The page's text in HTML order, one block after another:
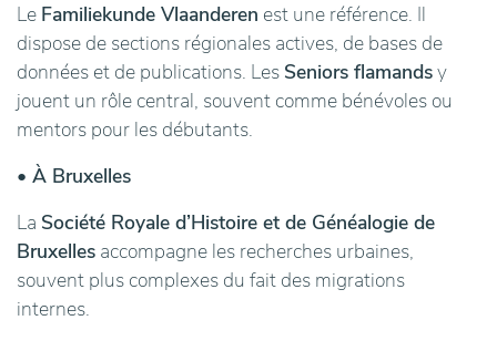
Le Familiekunde Vlaanderen est une référence. Il
dispose de sections régionales actives, de bases de
données et de publications. Les Seniors flamandsy
jouent un rôle central, souvent comme bénévoles ou
mentors pour les débutants.
• À Bruxelles
La Société Royale d’Histoire et de Généalogie de
Bruxelles accompagne les recherches urbaines,
souvent plus complexes du fait des migrations
internes.